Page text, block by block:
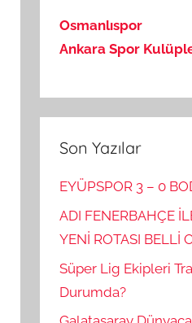
Osmanlıspor
Ankara Spor
Son Yazılar
EYÜPSPOR 3 – 0
ADI FENERBAHÇE
YENİ ROTASI BELLİ
Süper Lig Ekipleri
Durumda?